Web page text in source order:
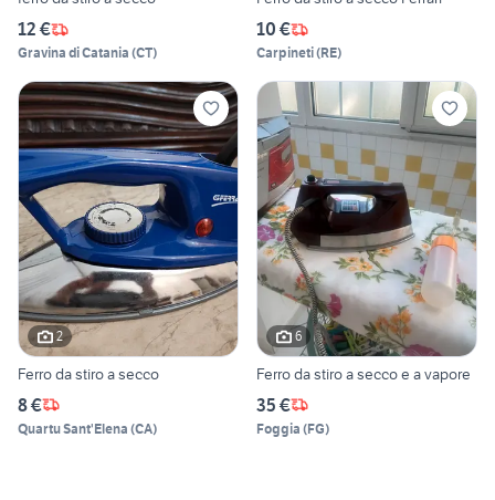
12 €
Gravina di Catania (CT)
10 €
Carpineti(RE)
2
Ferro da stiro a secco
8 €
Quartu Sant'Elena (CA)
6
Ferro da stiro a secco e a vapore
35 €
Foggia (FG)